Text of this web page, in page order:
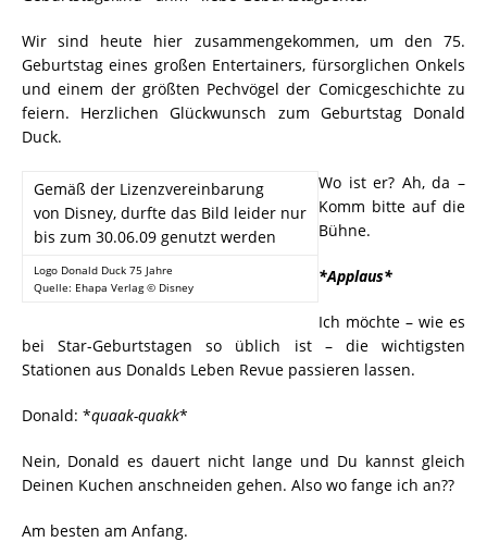
Wir sind heute hier zusammengekommen, um den 75.
Geburtstag eines großen Entertainers, fürsorglichen Onkels
und einem der größten Pechvögel der Comicgeschichte zu
feiern. Herzlichen Glückwunsch zum Geburtstag Donald
Duck.
Gemäß der Lizenzvereinbarung
von Disney, durfte das Bild leider nur
bis zum 30.06.09 genutzt werden
Logo Donald Duck 75 Jahre
Quelle: Ehapa Verlag © Disney
Wo ist er? Ah, da –
Komm bitte auf die
Bühne.
*Applaus*
Ich möchte – wie es
bei Star-Geburtstagen so üblich ist – die wichtigsten
Stationen aus Donalds Leben Revue passieren lassen.
Donald: *quaak-quakk*
Nein, Donald es dauert nicht lange und Du kannst gleich
Deinen Kuchen anschneiden gehen. Also wo fange ich an??
Am besten am Anfang.